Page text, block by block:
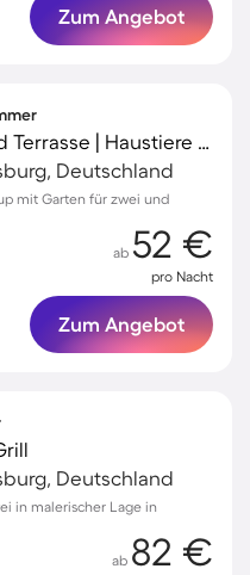
Zum Angebot
Wohnung mit Garten, Grill und Terrasse | Haustiere sind willkommen
Deutschland
mit Garten für zwei und
ab 52 €
pro Nacht
Zum Angebot
Deutschland
in malerischer Lage in
ab 82 €